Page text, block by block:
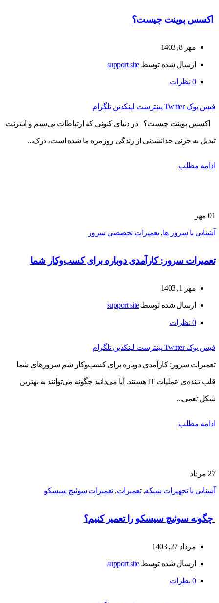
اکسس پوینت چیست؟
مهر 8, 1403
ارسال شده توسطsupport site
0 نظرات
فیس بوک Twitter پینترست لینکدین تلگرام
اکسس پوینت چیست؟ در دنیای کنونی که ارتباطات بی‌سیم و اینترنت
تبدیل به جزئی جدانشدنی از زندگی روزمره ما شده است، درک...
ادامه مطلب
01 مهر
آشنایی با سرور ها,تعمیرات تخصصی سرور
تعمیرات سرور: کارآمدی دوباره برای کسب‌وکار شما
مهر 1, 1403
ارسال شده توسطsupport site
0 نظرات
فیس بوک Twitter پینترست لینکدین تلگرام
تعمیرات سرور: کارآمدی دوباره برای کسب‌وکار شم سرورهای شما
قلب تپنده‌ی عملیات IT هستند. آیا می‌دانید چگونه می‌توانند به بهترین
شکل تعمی...
ادامه مطلب
27 مرداد
آشنایی با تجهیزات شبکه,تعمیرات,تعمیرات سوئیچ سیسکو
چگونه سوئیچ سیسکو را تعمیر کنیم؟
مرداد 27, 1403
ارسال شده توسطsupport site
0 نظرات